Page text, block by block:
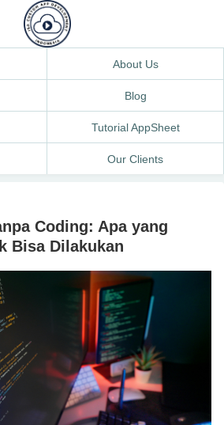
About Us
Blog
Tutorial AppSheet
Our Clients
Coding: Apa yang
Bisa Dilakukan